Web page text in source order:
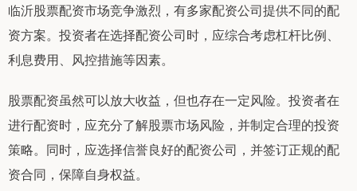
临沂股票配资市场竞争激烈，有多家配资公司提供不同的配
资方案。投资者在选择配资公司时，应综合考虑杠杆比例、
利息费用、风控措施等因素。
股票配资虽然可以放大收益，但也存在一定风险。投资者在
进行配资时，应充分了解股票市场风险，并制定合理的投资
策略。同时，应选择信誉良好的配资公司，并签订正规的配
资合同，保障自身权益。